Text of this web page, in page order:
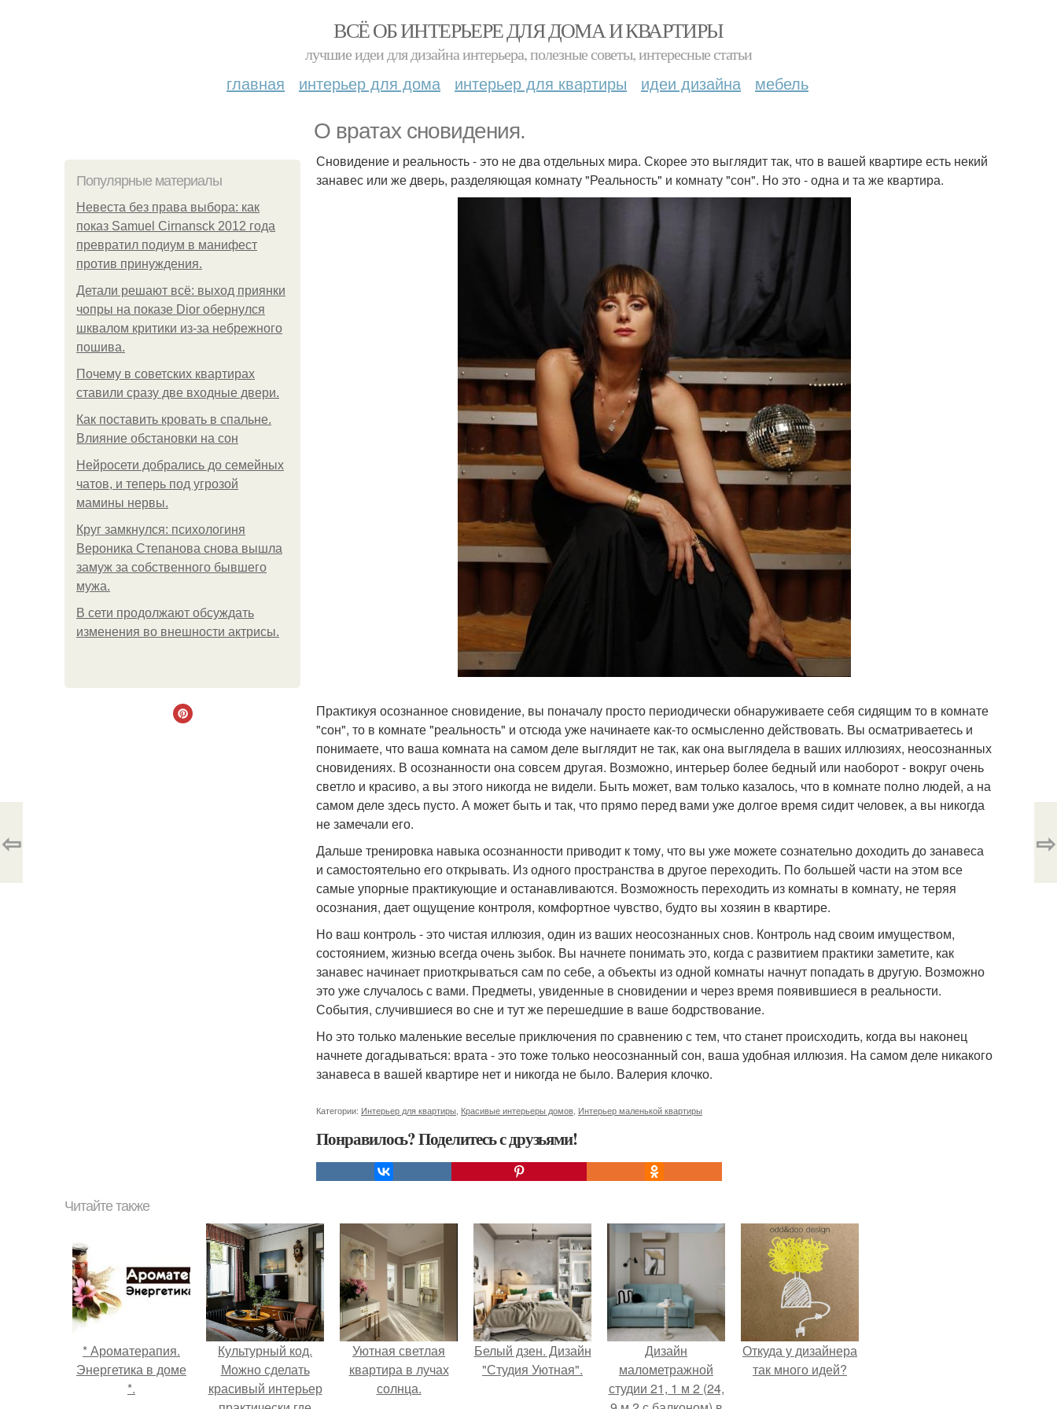
ВСЁ ОБ ИНТЕРЬЕРЕ ДЛЯ ДОМА И КВАРТИРЫ
лучшие идеи для дизайна интерьера, полезные советы, интересные статьи
главная интерьер для дома интерьер для квартиры идеи дизайна мебель
О вратах сновидения.
Популярные материалы
Невеста без права выбора: как
показ Samuel Cirnansck 2012 года
превратил подиум в манифест
против принуждения.
Детали решают всё: выход приянки
чопры на показе Dior обернулся
шквалом критики из-за небрежного
пошива.
Почему в советских квартирах
ставили сразу две входные двери.
Как поставить кровать в спальне.
Влияние обстановки на сон
Нейросети добрались до семейных
чатов, и теперь под угрозой
мамины нервы.
Круг замкнулся: психологиня
Вероника Степанова снова вышла
замуж за собственного бывшего
мужа.
В сети продолжают обсуждать
изменения во внешности актрисы.
Сновидение и реальность - это не два отдельных мира. Скорее это выглядит так, что в вашей квартире есть некий
занавес или же дверь, разделяющая комнату "Реальность" и комнату "сон". Но это - одна и та же квартира.
Практикуя осознанное сновидение, вы поначалу просто периодически обнаруживаете себя сидящим то в комнате
"сон", то в комнате "реальность" и отсюда уже начинаете как-то осмысленно действовать. Вы осматриваетесь и
понимаете, что ваша комната на самом деле выглядит не так, как она выглядела в ваших иллюзиях, неосознанных
сновидениях. В осознанности она совсем другая. Возможно, интерьер более бедный или наоборот - вокруг очень
светло и красиво, а вы этого никогда не видели. Быть может, вам только казалось, что в комнате полно людей, а на
самом деле здесь пусто. А может быть и так, что прямо перед вами уже долгое время сидит человек, а вы никогда
не замечали его.
Дальше тренировка навыка осознанности приводит к тому, что вы уже можете сознательно доходить до занавеса
и самостоятельно его открывать. Из одного пространства в другое переходить. По большей части на этом все
самые упорные практикующие и останавливаются. Возможность переходить из комнаты в комнату, не теряя
осознания, дает ощущение контроля, комфортное чувство, будто вы хозяин в квартире.
Но ваш контроль - это чистая иллюзия, один из ваших неосознанных снов. Контроль над своим имуществом,
состоянием, жизнью всегда очень зыбок. Вы начнете понимать это, когда с развитием практики заметите, как
занавес начинает приоткрываться сам по себе, а объекты из одной комнаты начнут попадать в другую. Возможно
это уже случалось с вами. Предметы, увиденные в сновидении и через время появившиеся в реальности.
События, случившиеся во сне и тут же перешедшие в ваше бодрствование.
Но это только маленькие веселые приключения по сравнению с тем, что станет происходить, когда вы наконец
начнете догадываться: врата - это тоже только неосознанный сон, ваша удобная иллюзия. На самом деле никакого
занавеса в вашей квартире нет и никогда не было. Валерия клочко.
Категории: Интерьер для квартиры Красивые интерьеры домов Интерьер маленькой квартиры
Понравилось? Поделитесь с друзьями!
⇦ ⇨
Читайте также
* Ароматерапия.
Энергетика в доме
*.
Культурный код.
Можно сделать
красивый интерьер
Уютная светлая
квартира в лучах
солнца.
Белый дзен. Дизайн
"Студия Уютная".
Дизайн
малометражной
студии 21, 1 м 2 (24,
Откуда у дизайнера
так много идей?